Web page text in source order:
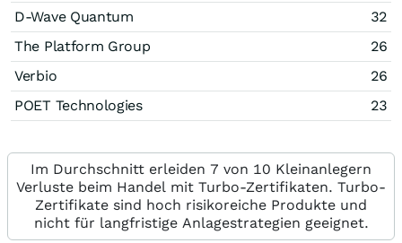
D-Wave Quantum
32
The Platform Group
26
Verbio
26
POET Technologies
23
Im Durchschnitt erleiden 7 von 10 Kleinanlegern
Verluste beim Handel mit Turbo-Zertifikaten. Turbo-
Zertifikate sind hoch risikoreiche Produkte und
nicht für langfristige Anlagestrategien geeignet.